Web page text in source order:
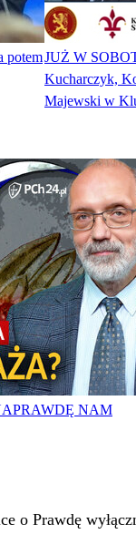
potemJUŻ W
Kucharczyk,
Majewski w
NAM
o Prawdę